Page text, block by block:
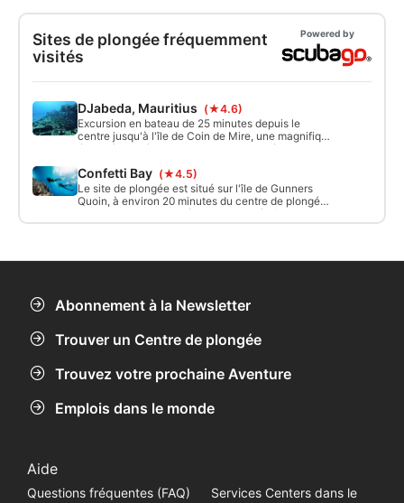
Sites de plongée fréquemment
visités
Powered by
DJabeda, Mauritius (★4.6)
Excursion en bateau de 25 minutes depuis le
centre jusqu'à l'île de Coin de Mire, une magnifique
épave à 30 mètres de profondeur, coulée en 1996
bonne visibilité entre 30 et 40 mètres, courant fort
possible (à modérer).
Confetti Bay (★4.5)
Le site de plongée est situé sur l'île de Gunners
Quoin, à environ 20 minutes du centre de plongée.
C'est un site de plongée magnifique à l'île Maurice,
adapté à tous les niveaux et aux plongées
Abonnement à la Newsletter
Trouver un Centre de plongée
Trouvez votre prochaine Aventure
Emplois dans le monde
Aide
Questions fréquentes (FAQ)
Services Centers dans le